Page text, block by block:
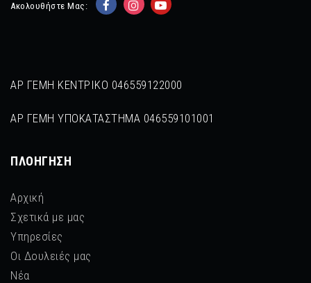
Ακολουθήστε Μας:
ΑΡ ΓΕΜΗ ΚΕΝΤΡΙΚΟ 046559122000
ΑΡ ΓΕΜΗ ΥΠΟΚΑΤΑΣΤΗΜΑ 046559101001
ΠΛΟΉΓΗΣΗ
Αρχική
Σχετικά με μας
Υπηρεσίες
Οι Δουλειές μας
Νέα